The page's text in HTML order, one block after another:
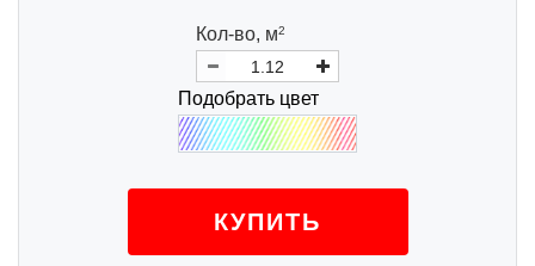
Кол-во, м2
Подобрать цвет
КУПИТЬ